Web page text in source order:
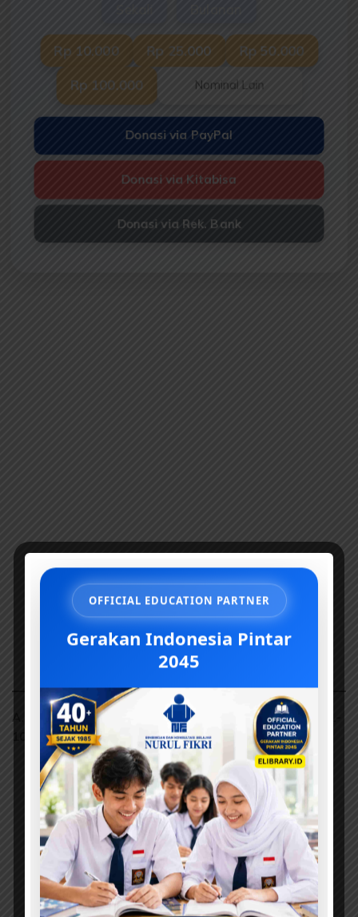
Rp 10.000 Rp 25.000 Rp 50.000
Rp 100.000
Donasi via PayPal
Donasi via Kitabisa
Donasi via Rek. Bank
A. Konsep Dasar Karakter pada Anak Usia Dini (Soal 1-
OFFICIAL EDUCATION PARTNER
Gerakan Indonesia Pintar
2045